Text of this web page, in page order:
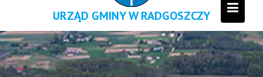
URZĄD GMINY W RADGOSZCZY